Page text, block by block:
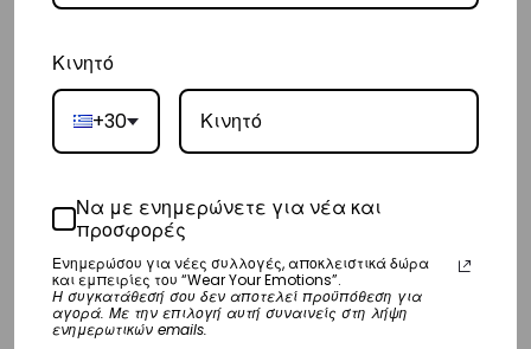
– Τα έξοδα αποστολής για όλο τον υπόλοιπο κόσμο είναι στα€35
παράδοσή σας.
– Οι χρόνοι παράδοσης κυμαίνονται συνήθως από 3-10 εργάσιμες
ημέρες.
Επιστροφές
του προϊόντος χωρίς να έχετε την υποχρέωση να αναφέρετε τους
λόγους της επιστροφής, υπό την προϋπόθεση ότι η συσκευασία και το
Κινητό
+30
Να με ενημερώνετε για νέα και
προσφορές
Ενημερώσου για νέες συλλογές, αποκλειστικά δώρα
και εμπειρίες του “Wear Your Emotions”.
Η συγκατάθεσή σου δεν αποτελεί προϋπόθεση για
αγορά. Με την επιλογή αυτή συναινείς στη λήψη
ενημερωτικών emails.